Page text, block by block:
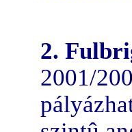
2.
2001/